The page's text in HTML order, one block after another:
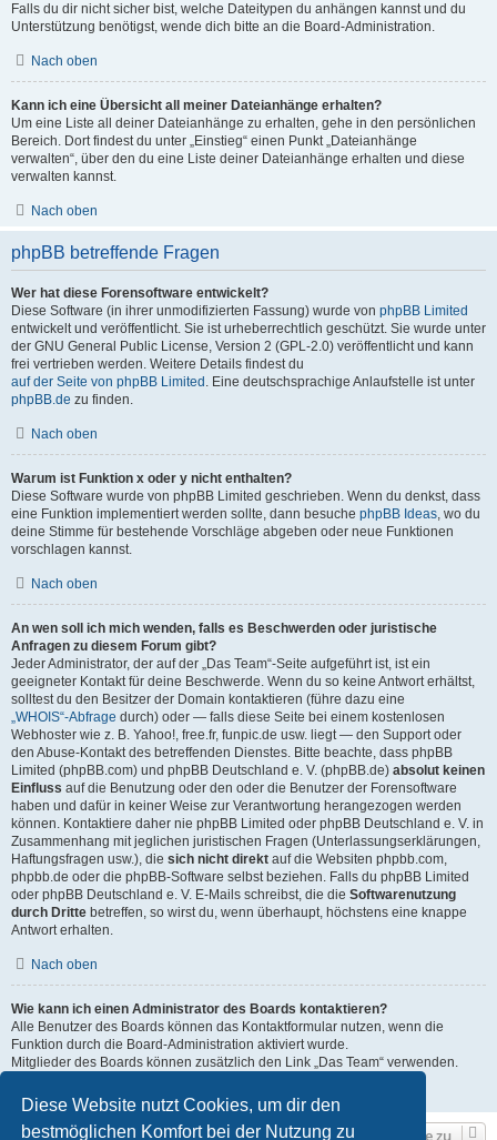
Diese Website nutzt Cookies, um dir den
bestmöglichen Komfort bei der Nutzung zu
Falls du dir nicht sicher bist, welche Dateitypen du anhängen kannst und du
Unterstützung benötigst, wende dich bitte an die Board-Administration.
Nach oben
Kann ich eine Übersicht all meiner Dateianhänge erhalten?
Um eine Liste all deiner Dateianhänge zu erhalten, gehe in den persönlichen
Bereich. Dort findest du unter „Einstieg“ einen Punkt „Dateianhänge
verwalten“, über den du eine Liste deiner Dateianhänge erhalten und diese
verwalten kannst.
Nach oben
phpBB betreffende Fragen
Wer hat diese Forensoftware entwickelt?
Diese Software (in ihrer unmodifizierten Fassung) wurde von phpBB Limited
entwickelt und veröffentlicht. Sie ist urheberrechtlich geschützt. Sie wurde unter
der GNU General Public License, Version 2 (GPL-2.0) veröffentlicht und kann
frei vertrieben werden. Weitere Details findest du
auf der Seite von phpBB Limited . Eine deutschsprachige Anlaufstelle ist unter
phpBB.de zu finden.
Nach oben
Warum ist Funktion x oder y nicht enthalten?
Diese Software wurde von phpBB Limited geschrieben. Wenn du denkst, dass
eine Funktion implementiert werden sollte, dann besuche phpBB Ideas, wo du
deine Stimme für bestehende Vorschläge abgeben oder neue Funktionen
vorschlagen kannst.
Nach oben
An wen soll ich mich wenden, falls es Beschwerden oder juristische
Anfragen zu diesem Forum gibt?
Jeder Administrator, der auf der „Das Team“-Seite aufgeführt ist, ist ein
geeigneter Kontakt für deine Beschwerde. Wenn du so keine Antwort erhältst,
solltest du den Besitzer der Domain kontaktieren (führe dazu eine
„WHOIS“-Abfrage durch) oder — falls diese Seite bei einem kostenlosen
Webhoster wie z. B. Yahoo!, free.fr, funpic.de usw. liegt — den Support oder
den Abuse-Kontakt des betreffenden Dienstes. Bitte beachte, dass phpBB
Limited (phpBB.com) und phpBB Deutschland e. V. (phpBB.de) absolut keinen
Einfluss auf die Benutzung oder den oder die Benutzer der Forensoftware
haben und dafür in keiner Weise zur Verantwortung herangezogen werden
können. Kontaktiere daher nie phpBB Limited oder phpBB Deutschland e. V. in
Zusammenhang mit jeglichen juristischen Fragen (Unterlassungserklärungen,
Haftungsfragen usw.), die sich nicht direkt auf die Websiten phpbb.com,
phpbb.de oder die phpBB-Software selbst beziehen. Falls du phpBB Limited
oder phpBB Deutschland e. V. E-Mails schreibst, die die Softwarenutzung
durch Dritte betreffen, so wirst du, wenn überhaupt, höchstens eine knappe
Antwort erhalten.
Nach oben
Wie kann ich einen Administrator des Boards kontaktieren?
Alle Benutzer des Boards können das Kontaktformular nutzen, wenn die
Funktion durch die Board-Administration aktiviert wurde.
Mitglieder des Boards können zusätzlich den Link „Das Team“ verwenden.
Nach oben
Gehe zu